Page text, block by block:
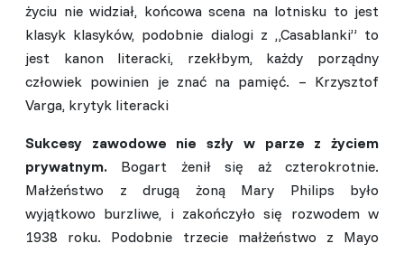
życiu nie widział, końcowa scena na lotnisku to jest
klasyk klasyków, podobnie dialogi z „Casablanki” to
jest kanon literacki, rzekłbym, każdy porządny
człowiek powinien je znać na pamięć. – Krzysztof
Varga, krytyk literacki
Sukcesy zawodowe nie szły w parze z życiem
prywatnym. Bogart żenił się aż czterokrotnie.
Małżeństwo z drugą żoną Mary Philips było
wyjątkowo burzliwe, i zakończyło się rozwodem w
1938 roku. Podobnie trzecie małżeństwo z Mayo